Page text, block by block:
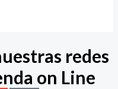
redes
on Line